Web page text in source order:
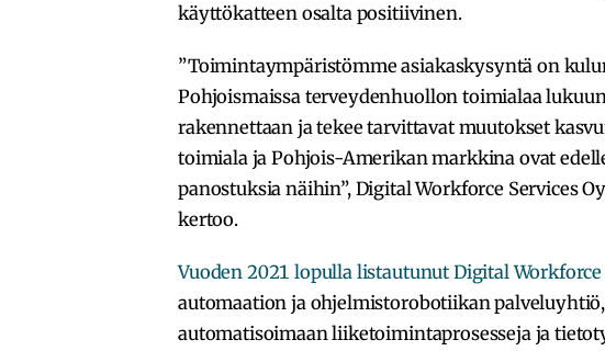
käyttökatteen osalta positiivinen.
”Toimintaympäristömme asiakaskysyntä on
Pohjoismaissa terveydenhuollon toimialaa
rakennettaan ja tekee tarvittavat muutokset
toimiala ja Pohjois-Amerikan markkina ovat
panostuksia näihin”, Digital Workforce Services
kertoo.
Vuoden 2021 lopulla listautunut Digital Workforce
automaation ja ohjelmistorobotiikan
automatisoimaan liiketoimintaprosesseja ja